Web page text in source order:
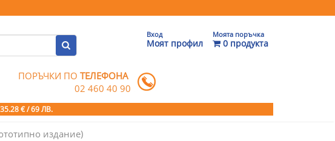
Вход
Моят профил
Моята поръчка
0 продукта
ПОРЪЧКИ ПОТЕЛЕФОНА
02 460 40 90
€ / 69 ЛВ.
издание)